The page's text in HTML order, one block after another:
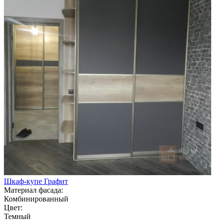
Шкаф-купе Графит
Материал фасада:
Комбинированный
Цвет:
Темный